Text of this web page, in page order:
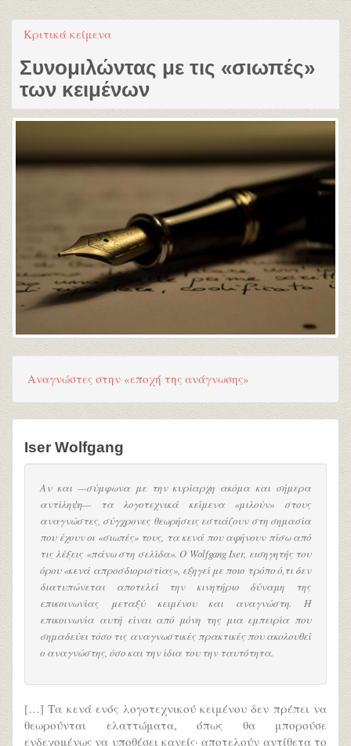
Κριτικά κείμενα
Συνομιλώντας με τις «σιωπές»
των κειμένων
Αναγνώστες στην «εποχή της ανάγνωσης»
Iser Wolfgang
Αν και —σύμφωνα με την κυρίαρχη ακόμα και σήμερα
αντίληψη— τα λογοτεχνικά κείμενα «μιλούν» στους
αναγνώστες, σύγχρονες θεωρήσεις εστιάζουν στη σημασία
που έχουν οι «σιωπές» τους, τα κενά που αφήνουν πίσω από
τις λέξεις «πάνω στη σελίδα». Ο Wolfgang Iser, εισηγητής του
όρου «κενά απροσδιοριστίας», εξηγεί με ποιο τρόπο ό,τι δεν
διατυπώνεται αποτελεί την κινητήριο δύναμη της
επικοινωνίας μεταξύ κειμένου και αναγνώστη. Η
επικοινωνία αυτή είναι από μόνη της μια εμπειρία που
σημαδεύει τόσο τις αναγνωστικές πρακτικές που ακολουθεί
ο αναγνώστης, όσο και την ίδια του την ταυτότητα.
[…] Τα κενά ενός λογοτεχνικού κειμένου δεν πρέπει να
θεωρούνται ελαττώματα, όπως θα μπορούσε
ενδεχομένως να υποθέσει κανείς· αποτελούν αντίθετα το